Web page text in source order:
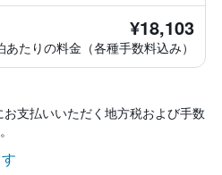
¥18,103
あたりの料金（各種手数料込み）
支払いいただく地方税および手数